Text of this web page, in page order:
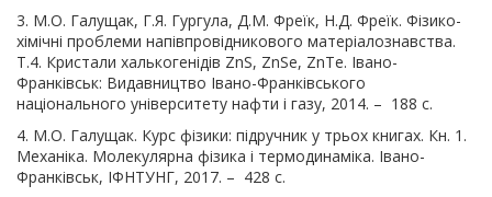
3. М.О. Галущак, Г.Я. Гургула, Д.М. Фреїк, Н.Д. Фреїк. Фізико-
хімічні проблеми напівпровідникового матеріалознавства.
Т.4. Кристали халькогенідів ZnS, ZnSe, ZnTe. Івано-
Франківськ: Видавництво Івано-Франківського
національного університету нафти і газу, 2014. – 188 с.
4. М.О. Галущак. Курс фізики: підручник у трьох книгах. Кн. 1.
Механіка. Молекулярна фізика і термодинаміка. Івано-
Франківськ, ІФНТУНГ, 2017. – 428 с.